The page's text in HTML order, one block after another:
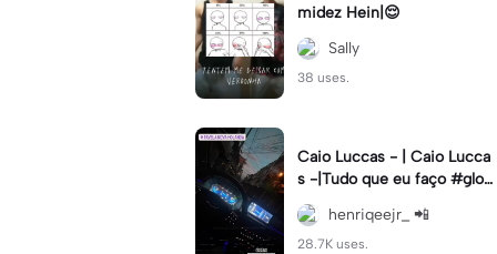
midez Hein|😌
Sally
38 uses.
Caio Luccas - | Caio Lucca
s -|Tudo que eu faço #glow
up#caioluccas#tipografia#l
yricshenriqeejr_ 📲
28.7K uses.